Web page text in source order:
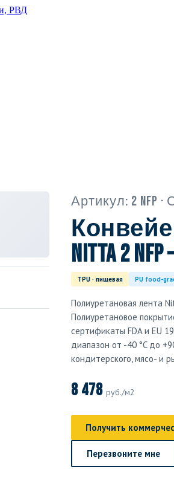
Артикул: 2 NFP ·
Nitta 2 NFP
TPU · пищевая PU food-
Полиуретановая лента
Полиуретановое
сертификаты FDA и EU
диапазон от -40 °C до
кондитерского, мясо- и
8 478 руб./м2
Получить
Перезвоните мне